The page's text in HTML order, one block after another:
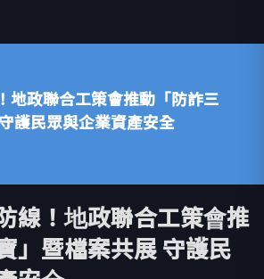
地政聯合工策會推動「防詐三
」暨檔案共展 守護民眾與企業資產安全
線！地政聯合工策會推
」暨檔案共展 守護民